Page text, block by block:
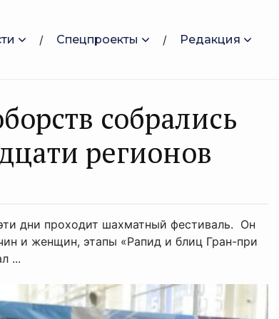
Спецпроекты Редакция
собрались
регионов
дни проходит шахматный фестиваль. Он
и женщин, этапы «Рапид и блиц Гран-при
...